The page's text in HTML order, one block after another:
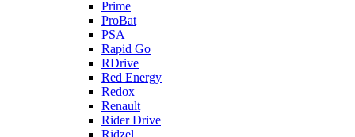
Prime
ProBat
PSA
Rapid Go
RDrive
Red Energy
Redox
Renault
Rider Drive
Ridzel